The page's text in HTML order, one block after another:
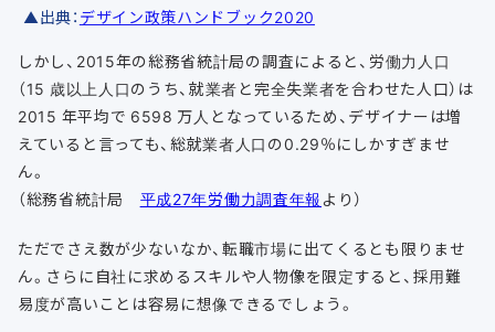
▲出典： デザイン政策ハンドブック2020
しかし、2015年の総務省統計局の調査によると、労働力人口
（15 歳以上人口のうち、就業者と完全失業者を合わせた人口）は
2015 年平均で 6598 万人となっているため、デザイナーは増
えていると言っても、総就業者人口の0.29％にしかすぎませ
ん。
（総務省統計局 平成27年労働力調査年報 より）
ただでさえ数が少ないなか、転職市場に出てくるとも限りませ
ん。さらに自社に求めるスキルや人物像を限定すると、採用難
易度が高いことは容易に想像できるでしょう。